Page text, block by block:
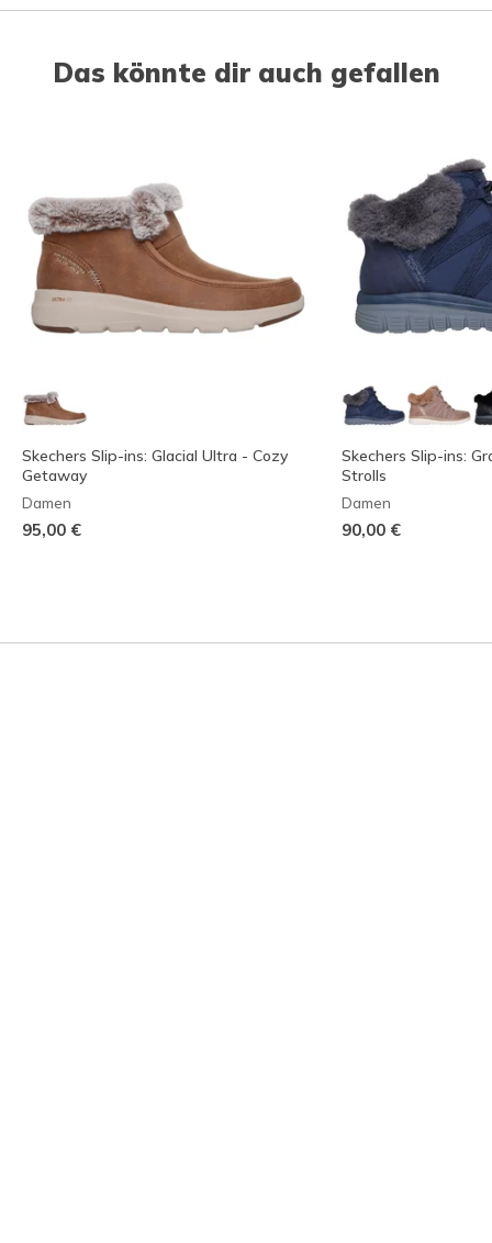
Slidepanel 1 of 1, Showing items 1 to 1 of 1.
Das könnte dir auch gefallen
Skechers Slip-ins: Glacial Ultra - Cozy
Getaway
Damen
95,00 €
Skechers Slip-ins:
Strolls
Damen
90,00 €